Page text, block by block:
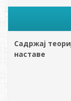
Садржај
наставе